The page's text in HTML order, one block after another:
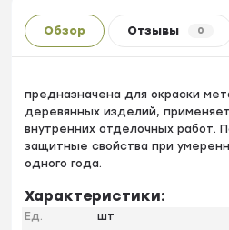
Обзор Отзывы 0
предназначена для окраски
деревянных изделий,
внутренних отделочных работ.
защитные свойства при
одного года.
Характеристики:
Ед.
шт